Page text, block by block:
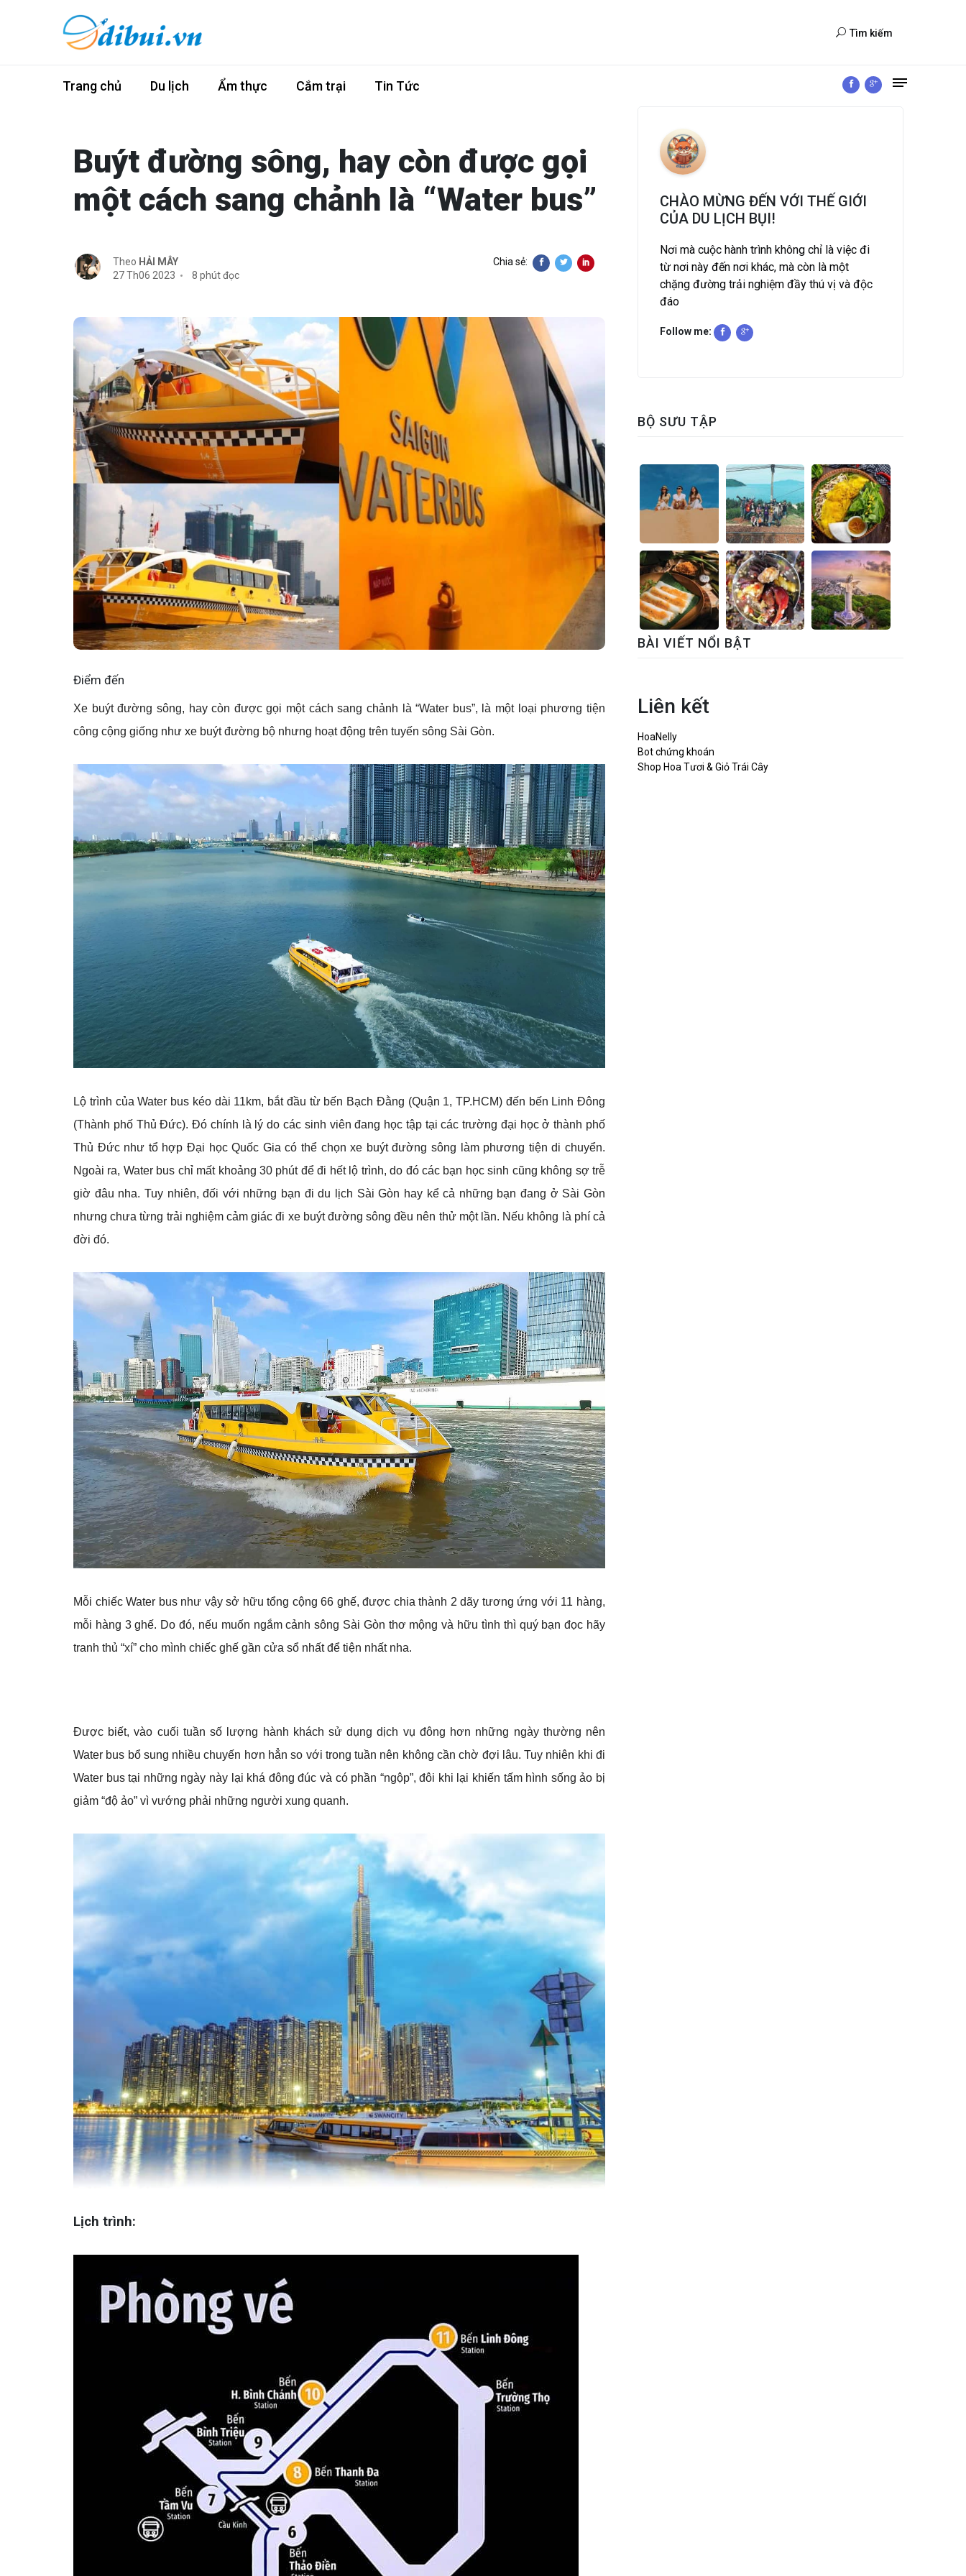
Tìm kiếm
Trang chủ Du lịch Ẩm thực Cắm trại Tin Tức
Buýt đường sông, hay còn được gọi
một cách sang chảnh là “Water bus”
Theo HẢI MÂY
27 Th06 2023
8 phút đọc
Chia sẻ:
Điểm đến
Xe buýt đường sông, hay còn được gọi một cách sang chảnh là “Water bus”, là một loại phương tiện
công cộng giống như xe buýt đường bộ nhưng hoạt động trên tuyến sông Sài Gòn.
Lộ trình của Water bus kéo dài 11km, bắt đầu từ bến Bạch Đằng (Quận 1, TP.HCM) đến bến Linh Đông
(Thành phố Thủ Đức). Đó chính là lý do các sinh viên đang học tập tại các trường đại học ở thành phố
Thủ Đức như tổ hợp Đại học Quốc Gia có thể chọn xe buýt đường sông làm phương tiện di chuyển.
Ngoài ra, Water bus chỉ mất khoảng 30 phút để đi hết lộ trình, do đó các bạn học sinh cũng không sợ trễ
giờ đâu nha. Tuy nhiên, đối với những bạn đi du lịch Sài Gòn hay kể cả những bạn đang ở Sài Gòn
nhưng chưa từng trải nghiệm cảm giác đi xe buýt đường sông đều nên thử một lần. Nếu không là phí cả
đời đó.
Mỗi chiếc Water bus như vậy sở hữu tổng cộng 66 ghế, được chia thành 2 dãy tương ứng với 11 hàng,
mỗi hàng 3 ghế. Do đó, nếu muốn ngắm cảnh sông Sài Gòn thơ mộng và hữu tình thì quý bạn đọc hãy
tranh thủ “xí” cho mình chiếc ghế gần cửa sổ nhất để tiện nhất nha.
Được biết, vào cuối tuần số lượng hành khách sử dụng dịch vụ đông hơn những ngày thường nên
Water bus bổ sung nhiều chuyến hơn hẳn so với trong tuần nên không cần chờ đợi lâu. Tuy nhiên khi đi
Water bus tại những ngày này lại khá đông đúc và có phần “ngộp”, đôi khi lại khiến tấm hình sống ảo bị
giảm “độ ảo” vì vướng phải những người xung quanh.
Lịch trình:
CHÀO MỪNG ĐẾN VỚI THẾ GIỚI
CỦA DU LỊCH BỤI!
Nơi mà cuộc hành trình không chỉ là việc đi
từ nơi này đến nơi khác, mà còn là một
chặng đường trải nghiệm đầy thú vị và độc
đáo
Follow me:
BỘ SƯU TẬP
BÀI VIẾT NỔI BẬT
Liên kết
HoaNelly
Bot chứng khoán
Shop Hoa Tươi & Giỏ Trái Cây